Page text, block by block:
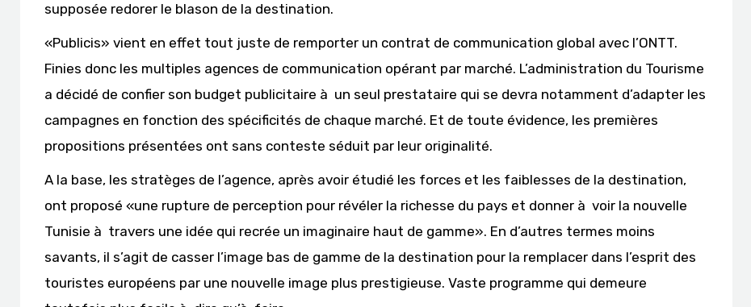
supposée redorer le blason de la destination.
«Publicis» vient en effet tout juste de remporter un contrat de communication global avec l’ONTT.
Finies donc les multiples agences de communication opérant par marché. L’administration du Tourisme
a décidé de confier son budget publicitaire à un seul prestataire qui se devra notamment d’adapter les
campagnes en fonction des spécificités de chaque marché. Et de toute évidence, les premières
propositions présentées ont sans conteste séduit par leur originalité.
A la base, les stratèges de l’agence, après avoir étudié les forces et les faiblesses de la destination,
ont proposé «une rupture de perception pour révéler la richesse du pays et donner à voir la nouvelle
Tunisie à travers une idée qui recrée un imaginaire haut de gamme». En d’autres termes moins
savants, il s’agit de casser l’image bas de gamme de la destination pour la remplacer dans l’esprit des
touristes européens par une nouvelle image plus prestigieuse. Vaste programme qui demeure